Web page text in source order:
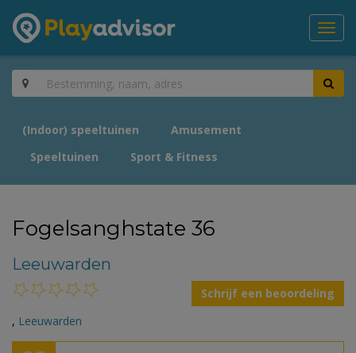
(Indoor) speeltuinen
Amusement
Speeltuinen
Sport & Fitness
Fogelsanghstate 36
Leeuwarden
Schrijf een beoordeling
, Leeuwarden